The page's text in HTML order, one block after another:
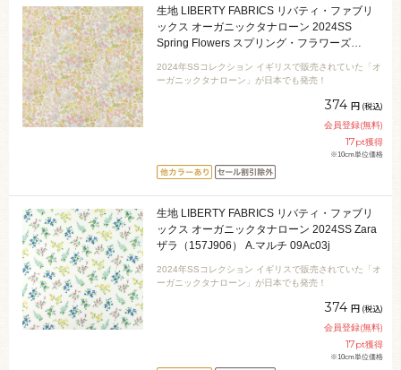
生地 LIBERTY FABRICS リバティ・ファブリ
ックス オーガニックタナローン 2024SS
Spring Flowers スプリング・フラワーズ
2024年SSコレクション イギリスで販売されていた「オ
ーガニックタナローン」が日本でも発売！
374 円 (税込)
会員登録(無料)
17pt獲得
※10cm単位価格
生地 LIBERTY FABRICS リバティ・ファブリ
ックス オーガニックタナローン 2024SS Zara
ザラ（157J906） A.マルチ 09Ac03j
2024年SSコレクション イギリスで販売されていた「オ
ーガニックタナローン」が日本でも発売！
374 円 (税込)
会員登録(無料)
17pt獲得
※10cm単位価格